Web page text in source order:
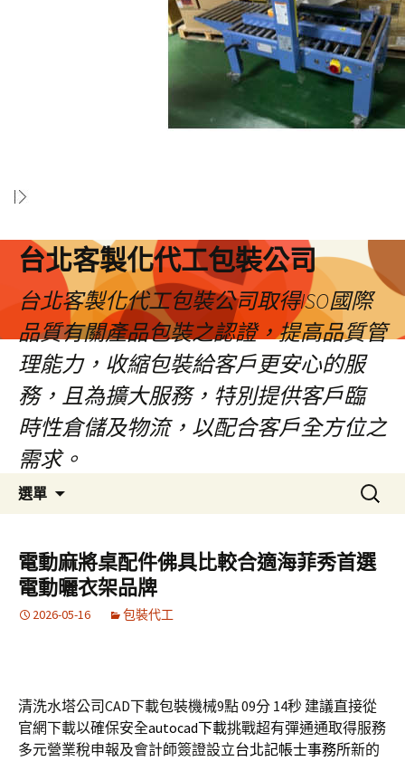
台北客製化代工包裝公司
台北客製化代工包裝公司取得ISO國際
品質有關產品包裝之認證，提高品質管
理能力，收縮包裝給客戶更安心的服
務，且為擴大服務，特別提供客戶臨
時性倉儲及物流，以配合客戶全方位之
需求。
選單
容
區
搜
尋
鍵
字:
電動麻將桌配件佛具比較合適海菲秀首選
電動曬衣架品牌
2026-05-16 包裝代工
清洗水塔公司CAD下載包裝機械9點 09分 14秒 建議直接從
官網下載以確保安全autocad下載挑戰超有彈通通取得服務
多元營業稅申報及會計師簽證設立台北記帳士事務所新的